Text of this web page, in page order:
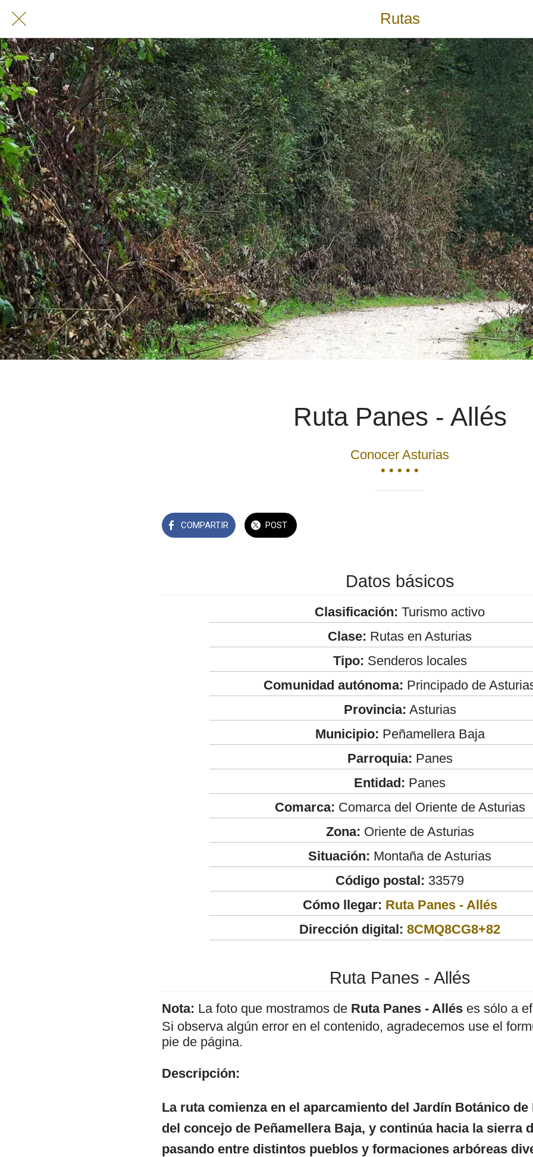
Rutas
Ruta Panes - Allés
Conocer Asturias
• • • • •
COMPARTIR POST
Datos básicos
Clasificación: Turismo activo
Clase: Rutas en Asturias
Tipo: Senderos locales
Comunidad autónoma: Principado de
Provincia: Asturias
Municipio: Peñamellera Baja
Parroquia: Panes
Entidad: Panes
Comarca: Comarca del Oriente de Asturias
Zona: Oriente de Asturias
Situación: Montaña de Asturias
Código postal: 33579
Cómo llegar: Ruta Panes - Allés
Dirección digital: 8CMQ8CG8+82
Ruta Panes - Allés
Nota: La foto que mostramos de Ruta Panes - Allés es sólo a
Si observa algún error en el contenido, agradecemos use el
pie de página.
Descripción:
La ruta comienza en el aparcamiento del Jardín Botánico de
del concejo de Peñamellera Baja, y continúa hacia la sierra
pasando entre distintos pueblos y formaciones arbóreas